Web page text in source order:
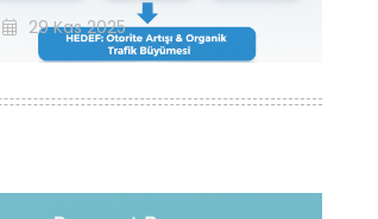
29 Kas 2025